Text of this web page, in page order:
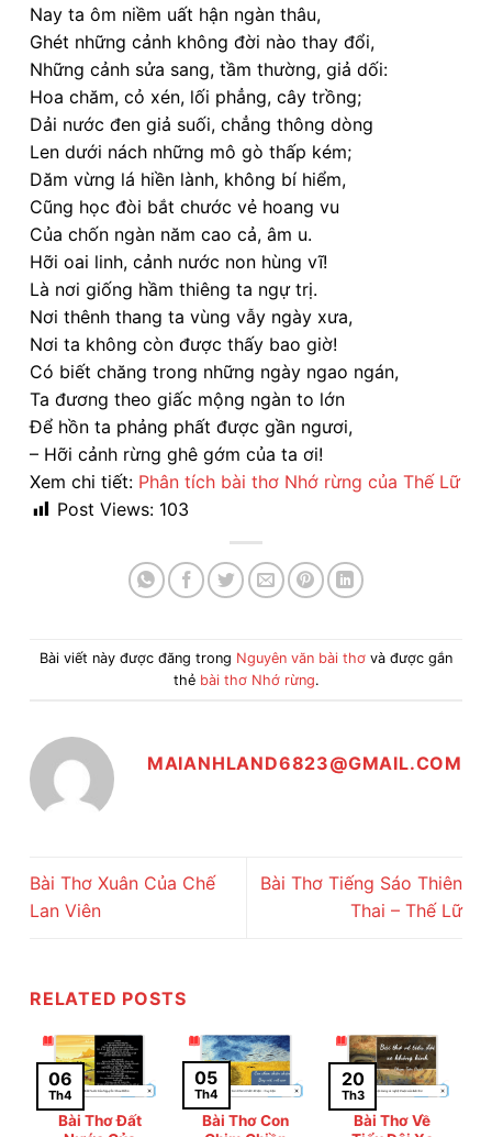
Nay ta ôm niềm uất hận ngàn thâu,
Ghét những cảnh không đời nào thay đổi,
Những cảnh sửa sang, tầm thường, giả dối:
Hoa chăm, cỏ xén, lối phẳng, cây trồng;
Dải nước đen giả suối, chẳng thông dòng
Len dưới nách những mô gò thấp kém;
Dăm vừng lá hiền lành, không bí hiểm,
Cũng học đòi bắt chước vẻ hoang vu
Của chốn ngàn năm cao cả, âm u.
Hỡi oai linh, cảnh nước non hùng vĩ!
Là nơi giống hầm thiêng ta ngự trị.
Nơi thênh thang ta vùng vẫy ngày xưa,
Nơi ta không còn được thấy bao giờ!
Có biết chăng trong những ngày ngao ngán,
Ta đương theo giấc mộng ngàn to lớn
Để hồn ta phảng phất được gần ngươi,
– Hỡi cảnh rừng ghê gớm của ta ơi!
Xem chi tiết: Phân tích bài thơ Nhớ rừng của Thế Lữ
Post Views: 103
Bài viết này được đăng trong Nguyên văn bài thơ và được gắn
thẻ bài thơ Nhớ rừng.
MAIANHLAND6823@GMAIL.COM
Bài Thơ Xuân Của Chế
Lan Viên
Bài Thơ Tiếng Sáo Thiên
Thai – Thế Lữ
RELATED POSTS
Bài Thơ Đất
06
Th4
Bài Thơ Con
05
Th4
Bài Thơ Về
20
Th3